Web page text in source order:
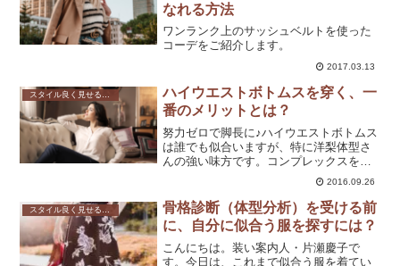
なれる方法
ワンランク上のサッシュベルトを使った
コーデをご紹介します。
2017.03.13
スタイル良く見せる方法
ハイウエストボトムスを穿く、一
番のメリットとは？
努力ゼロで脚長に♪ハイウエストボトムス
は誰でも似合いますが、特に洋梨体型さ
んの強い味方です。コンプレックスを魅
力に変え、履くだけでスタイルよく見え
る「視覚の法則」をイメージコンサルタ
ントが解説。今の体型のままで、もっと
自分を好きになりませんか？
2016.09.26
スタイル良く見せる方法
骨格診断（体型分析）を受ける前
に、自分に似合う服を探すには？
こんにちは。装い案内人・片瀬慶子で
す。今日は、これまで似合う服を着てい